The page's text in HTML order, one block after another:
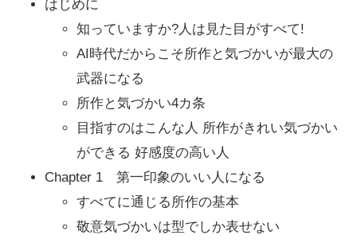
はじめに
知っていますか?人は見た目がすべて!
AI時代だからこそ所作と気づかいが最大の
武器になる
所作と気づかい4カ条
目指すのはこんな人 所作がきれい気づかい
ができる 好感度の高い人
Chapter 1 第一印象のいい人になる
すべてに通じる所作の基本
敬意気づかいは型でしか表せない